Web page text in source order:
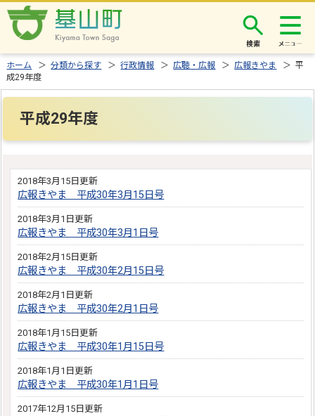
検索
ホーム ＞分類から探す ＞行政情報 ＞広聴・広報 ＞広報きやま
＞ 平
成29年度
平成29年度
2018年3月15日更新
広報きやま 平成30年3月15日号
2018年3月1日更新
広報きやま 平成30年3月1日号
2018年2月15日更新
広報きやま 平成30年2月15日号
2018年2月1日更新
広報きやま 平成30年2月1日号
2018年1月15日更新
広報きやま 平成30年1月15日号
2018年1月1日更新
広報きやま 平成30年1月1日号
2017年12月15日更新